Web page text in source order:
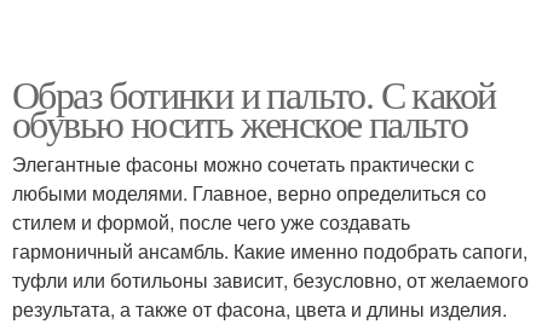
Образ ботинки и пальто. С какой
обувью носить женское пальто
Элегантные фасоны можно сочетать практически с
любыми моделями. Главное, верно определиться со
стилем и формой, после чего уже создавать
гармоничный ансамбль. Какие именно подобрать сапоги,
туфли или ботильоны зависит, безусловно, от желаемого
результата, а также от фасона, цвета и длины изделия.